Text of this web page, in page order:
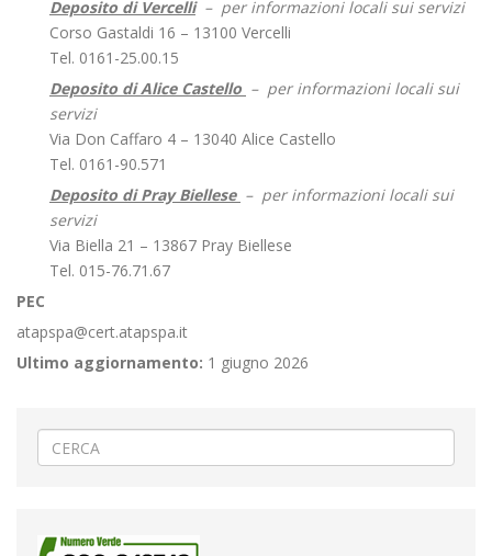
Deposito di Vercelli– per informazioni locali sui servizi
Corso Gastaldi 16 – 13100 Vercelli
Tel. 0161-25.00.15
Deposito di Alice Castello – per informazioni locali sui
servizi
Via Don Caffaro 4 – 13040 Alice Castello
Tel. 0161-90.571
Deposito di Pray Biellese – per informazioni locali sui
servizi
Via Biella 21 – 13867 Pray Biellese
Tel. 015-76.71.67
PEC
atapspa@cert.atapspa.it
Ultimo aggiornamento: 1 giugno 2026